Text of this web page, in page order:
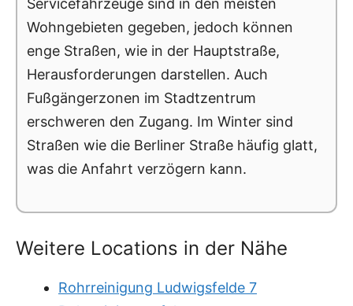
Wohngebieten gegeben, jedoch können
enge Straßen, wie in der Hauptstraße,
Herausforderungen darstellen. Auch
Fußgängerzonen im Stadtzentrum
erschweren den Zugang. Im Winter sind
Straßen wie die Berliner Straße häufig glatt,
was die Anfahrt verzögern kann.
Weitere Locations in der Nähe
Rohrreinigung Ludwigsfelde 7